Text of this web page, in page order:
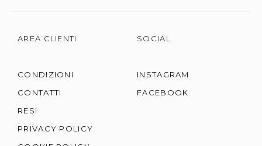
AREA CLIENTI
CONDIZIONI
CONTATTI
RESI
PRIVACY POLICY
SOCIAL
INSTAGRAM
FACEBOOK